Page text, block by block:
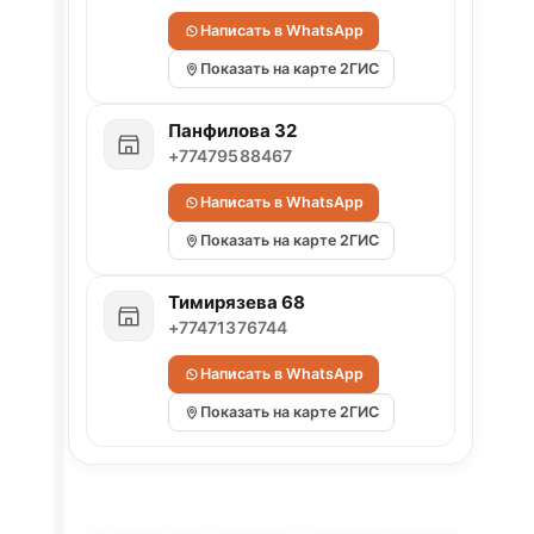
Написать в WhatsApp
Показать на карте 2ГИС
Панфилова 32
+77479588467
Написать в WhatsApp
Показать на карте 2ГИС
Тимирязева 68
+77471376744
Написать в WhatsApp
Показать на карте 2ГИС